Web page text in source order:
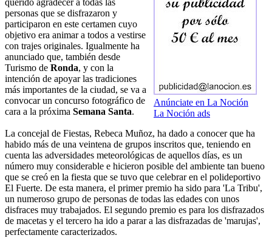
Anúnciate en La Noción
La Noción ads
querido agradecer a todas las
personas que se disfrazaron y
participaron en este certamen cuyo
objetivo era animar a todos a vestirse
con trajes originales. Igualmente ha
anunciado que, también desde
Turismo de Ronda, y con la
intención de apoyar las tradiciones
más importantes de la ciudad, se va a
convocar un concurso fotográfico de
cara a la próxima Semana Santa.
La concejal de Fiestas, Rebeca Muñoz, ha dado a conocer que ha
habido más de una veintena de grupos inscritos que, teniendo en
cuenta las adversidades meteorológicas de aquellos días, es un
número muy considerable e hicieron posible del ambiente tan bueno
que se creó en la fiesta que se tuvo que celebrar en el polideportivo
El Fuerte. De esta manera, el primer premio ha sido para 'La Tribu',
un numeroso grupo de personas de todas las edades con unos
disfraces muy trabajados. El segundo premio es para los disfrazados
de macetas y el tercero ha ido a parar a las disfrazadas de 'marujas',
perfectamente caracterizados.